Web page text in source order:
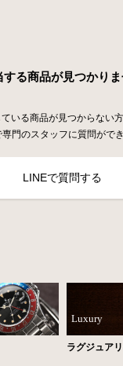
する商品が見つかり
いる商品が見つからない方
門のスタッフに質問ができ
LINEで質問する
Luxury
ラグジュア